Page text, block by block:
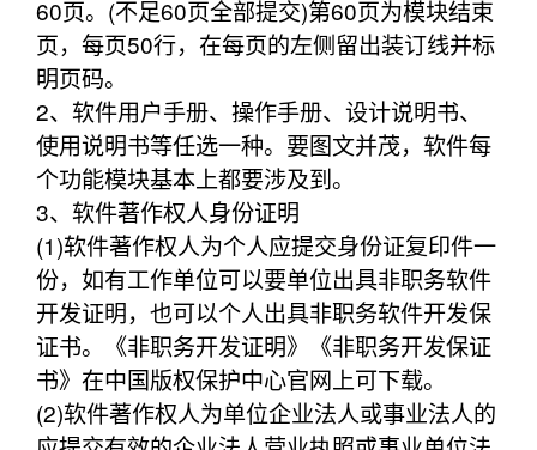
60页。(不足60页全部提交)第60页为模块结束
页，每页50行，在每页的左侧留出装订线并标
明页码。
2、软件用户手册、操作手册、设计说明书、
使用说明书等任选一种。要图文并茂，软件每
个功能模块基本上都要涉及到。
3、软件著作权人身份证明
(1)软件著作权人为个人应提交身份证复印件一
份，如有工作单位可以要单位出具非职务软件
开发证明，也可以个人出具非职务软件开发保
证书。《非职务开发证明》《非职务开发保证
书》在中国版权保护中心官网上可下载。
(2)软件著作权人为单位企业法人或事业法人的